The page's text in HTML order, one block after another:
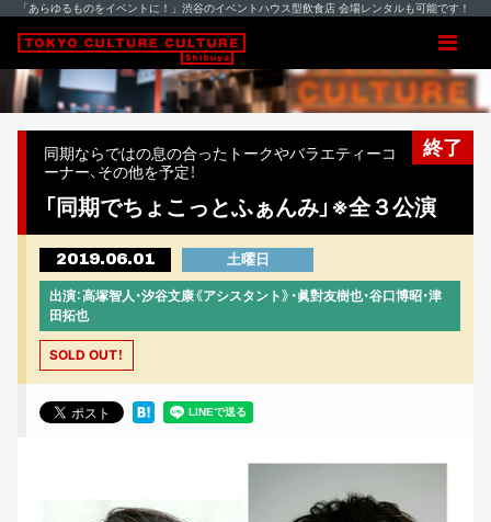
「あらゆるものをイベントに！」渋谷のイベントハウス型飲食店 会場レンタルも可能です！
終了
同期ならではの息の合ったトークやバラエティーコ
ーナー、その他を予定！
「同期でちょこっとふぁんみ」※全３公演
2019.06.01 土曜日
出演：高塚智人・汐谷文康《アシスタント》・眞對友樹也・谷口博昭・津
田拓也
SOLD OUT！